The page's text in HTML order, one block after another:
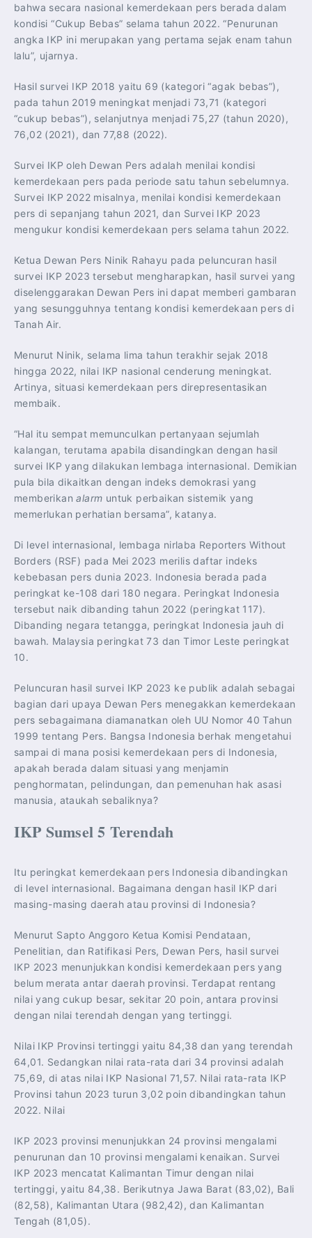
bahwa secara nasional kemerdekaan pers berada dalam
kondisi “Cukup Bebas” selama tahun 2022. “Penurunan
angka IKP ini merupakan yang pertama sejak enam tahun
lalu”, ujarnya.
Hasil survei IKP 2018 yaitu 69 (kategori “agak bebas”),
pada tahun 2019 meningkat menjadi 73,71 (kategori
“cukup bebas”), selanjutnya menjadi 75,27 (tahun 2020),
76,02 (2021), dan 77,88 (2022).
Survei IKP oleh Dewan Pers adalah menilai kondisi
kemerdekaan pers pada periode satu tahun sebelumnya.
Survei IKP 2022 misalnya, menilai kondisi kemerdekaan
pers di sepanjang tahun 2021, dan Survei IKP 2023
mengukur kondisi kemerdekaan pers selama tahun 2022.
Ketua Dewan Pers Ninik Rahayu pada peluncuran hasil
survei IKP 2023 tersebut mengharapkan, hasil survei yang
diselenggarakan Dewan Pers ini dapat memberi gambaran
yang sesungguhnya tentang kondisi kemerdekaan pers di
Tanah Air.
Menurut Ninik, selama lima tahun terakhir sejak 2018
hingga 2022, nilai IKP nasional cenderung meningkat.
Artinya, situasi kemerdekaan pers direpresentasikan
membaik.
“Hal itu sempat memunculkan pertanyaan sejumlah
kalangan, terutama apabila disandingkan dengan hasil
survei IKP yang dilakukan lembaga internasional. Demikian
pula bila dikaitkan dengan indeks demokrasi yang
memberikanalarm untuk perbaikan sistemik yang
memerlukan perhatian bersama”, katanya.
Di level internasional, lembaga nirlaba Reporters Without
Borders (RSF) pada Mei 2023 merilis daftar indeks
kebebasan pers dunia 2023. Indonesia berada pada
peringkat ke-108 dari 180 negara. Peringkat Indonesia
tersebut naik dibanding tahun 2022 (peringkat 117).
Dibanding negara tetangga, peringkat Indonesia jauh di
bawah. Malaysia peringkat 73 dan Timor Leste peringkat
10.
Peluncuran hasil survei IKP 2023 ke publik adalah sebagai
bagian dari upaya Dewan Pers menegakkan kemerdekaan
pers sebagaimana diamanatkan oleh UU Nomor 40 Tahun
1999 tentang Pers. Bangsa Indonesia berhak mengetahui
sampai di mana posisi kemerdekaan pers di Indonesia,
apakah berada dalam situasi yang menjamin
penghormatan, pelindungan, dan pemenuhan hak asasi
manusia, ataukah sebaliknya?
IKP Sumsel 5 Terendah
Itu peringkat kemerdekaan pers Indonesia dibandingkan
di level internasional. Bagaimana dengan hasil IKP dari
masing-masing daerah atau provinsi di Indonesia?
Menurut Sapto Anggoro Ketua Komisi Pendataan,
Penelitian, dan Ratifikasi Pers, Dewan Pers, hasil survei
IKP 2023 menunjukkan kondisi kemerdekaan pers yang
belum merata antar daerah provinsi. Terdapat rentang
nilai yang cukup besar, sekitar 20 poin, antara provinsi
dengan nilai terendah dengan yang tertinggi.
Nilai IKP Provinsi tertinggi yaitu 84,38 dan yang terendah
64,01. Sedangkan nilai rata-rata dari 34 provinsi adalah
75,69, di atas nilai IKP Nasional 71,57. Nilai rata-rata IKP
Provinsi tahun 2023 turun 3,02 poin dibandingkan tahun
2022. Nilai
IKP 2023 provinsi menunjukkan 24 provinsi mengalami
penurunan dan 10 provinsi mengalami kenaikan. Survei
IKP 2023 mencatat Kalimantan Timur dengan nilai
tertinggi, yaitu 84,38. Berikutnya Jawa Barat (83,02), Bali
(82,58), Kalimantan Utara (982,42), dan Kalimantan
Tengah (81,05).